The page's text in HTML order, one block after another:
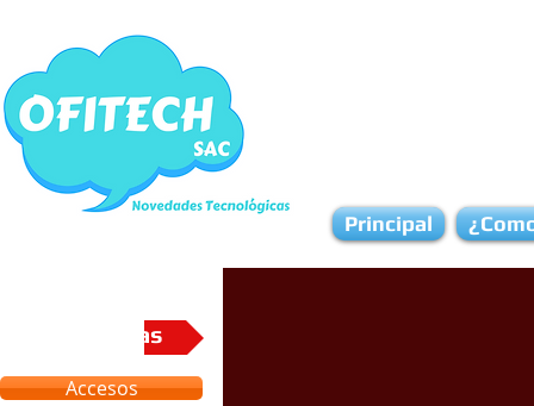
Categorias
Accesos
Principal